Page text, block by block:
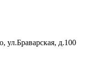
ул.Браварская, д.100